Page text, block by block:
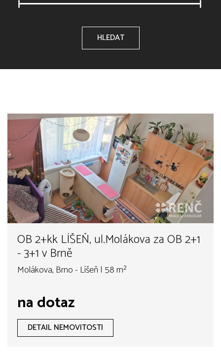
HLEDAT
OB 2+kk LÍŠEŇ, ul.Molákova za OB 2+1
- 3+1 v Brně
Molákova, Brno - Líšeň | 58 m²
na dotaz
DETAIL NEMOVITOSTI